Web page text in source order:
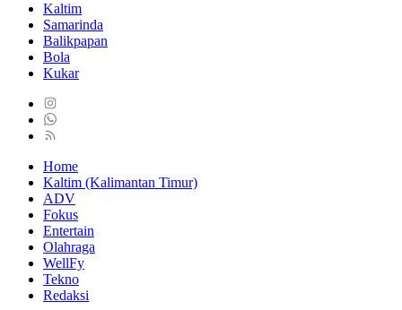
Kaltim
Samarinda
Balikpapan
Bola
Kukar
Home
Kaltim (Kalimantan Timur)
ADV
Fokus
Entertain
Olahraga
WellFy
Tekno
Redaksi